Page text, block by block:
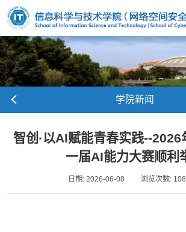
学院新闻
智创·以AI赋能青春实践--2026
一届AI能力大赛顺利
日期: 2026-06-08 浏览次数: 108